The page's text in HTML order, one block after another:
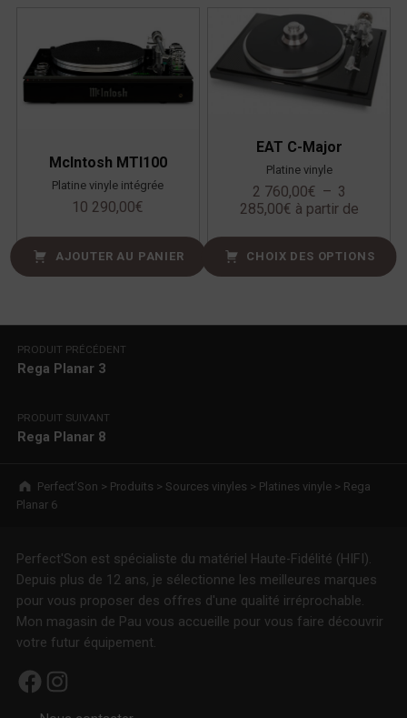
McIntosh MTI100
Platine vinyle intégrée
10 290,00€
AJOUTER AU PANIER
EAT C-Major
Platine vinyle
2 760,00€ – 3
285,00€ à partir de
CHOIX DES OPTIONS
Navigation de l’article
PRODUIT PRÉCÉDENT
Rega Planar 3
PRODUIT SUIVANT
Rega Planar 8
Breadcrumbs navigation
Perfect’Son > Produits > Sources vinyles > Platines vinyle> Rega
Planar 6
Perfect'Son est spécialiste du matériel Haute-Fidélité (HIFI).
Depuis plus de 12 ans, je sélectionne les meilleures marques
pour vous proposer des offres d'une qualité irréprochable.
Mon magasin de Pau vous accueille pour vous faire découvrir
votre futur équipement.
Facebook Instagram